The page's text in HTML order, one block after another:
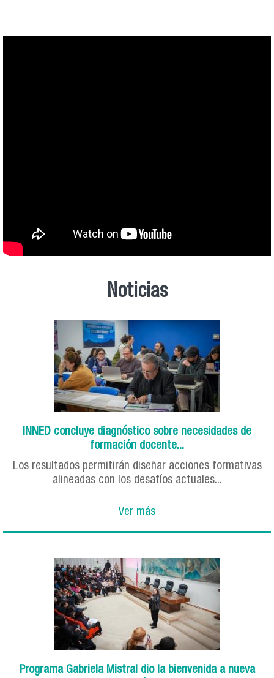
Noticias
INNED concluye diagnóstico sobre necesidades de
formación docente...
Los resultados permitirán diseñar acciones formativas
alineadas con los desafíos actuales...
Ver más
Programa Gabriela Mistral dio la bienvenida a nueva